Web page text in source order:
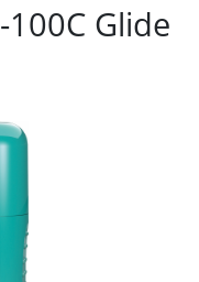
Glide